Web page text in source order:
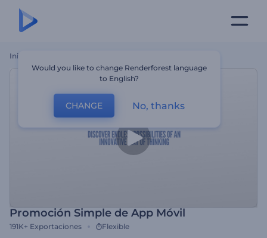
Inicio
Promoción Simple de App Móvil
191K+ Exportaciones Flexible
Would you like to change Renderforest language
to English?
CHANGE No, thanks